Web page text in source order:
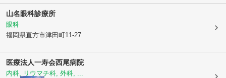
山名眼科診療所
眼科
福岡県直方市津田町11-27
医療法人一寿会西尾病院
内科, リウマチ科, 外科, ...